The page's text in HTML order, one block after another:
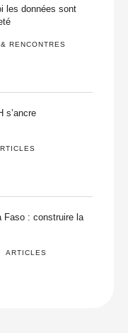
les données sont
RENCONTRES
s’ancre
Faso : construire la
ARTICLES